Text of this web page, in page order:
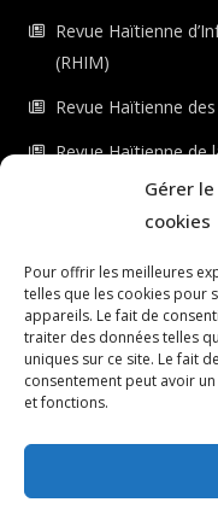
Gérer
cookies
Pour offrir les meilleures
telles que les cookies pour
appareils. Le fait de
traiter des données telles
uniques sur ce site. Le fait
consentement peut avoir
et fonctions.
Revue Haïtienne
(RHIM)
Revue Haïtienne des
Revue Haïtienne de
Revue Haïtienne de
Dashboard
LS ÉDITIONS
Connexion au portail
© Le